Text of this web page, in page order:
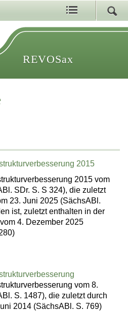
REVOSax
2015
2015 vom
SDr. S. S 324), die zuletzt
23. Juni 2025 (SächsABl.
ist, zuletzt enthalten in der
4. Dezember 2025
vom 8.
S. 1487), die zuletzt durch
2014 (SächsABl. S. 769)